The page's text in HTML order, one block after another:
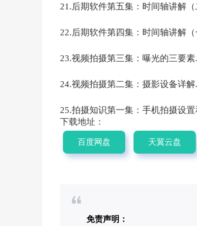
21.后期软件第五集：时间轴讲解
22.后期软件第四集：时间轴讲解
23.视频拍摄第三集：曝光的三要素
24.视频拍摄第二集：摄影设备详解
25.拍摄知识第一集：手机拍摄设
下载地址：
百度网盘 天翼云盘
免责声明：